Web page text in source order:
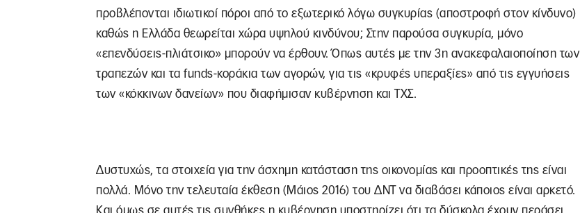
προβλέπονται ιδιωτικοί πόροι από το εξωτερικό λόγω συγκυρίας (αποστροφή στον κίνδυνο)
καθώς η Ελλάδα θεωρείται χώρα υψηλού κινδύνου; Στην παρούσα συγκυρία, μόνο
«επενδύσεις-πλιάτσικο» μπορούν να έρθουν. Όπως αυτές με την 3η ανακεφαλαιοποίηση των
τραπεζών και τα funds-κοράκια των αγορών, για τις «κρυφές υπεραξίες» από τις εγγυήσεις
των «κόκκινων δανείων» που διαφήμισαν κυβέρνηση και ΤΧΣ.
Δυστυχώς, τα στοιχεία για την άσχημη κατάσταση της οικονομίας και προοπτικές της είναι
πολλά. Μόνο την τελευταία έκθεση (Μάιος 2016) του ΔΝΤ να διαβάσει κάποιος είναι αρκετό.
Και όμως σε αυτές τις συνθήκες η κυβέρνηση υποστηρίζει ότι τα δύσκολα έχουν περάσει,